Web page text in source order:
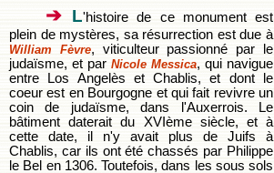
➔ L'histoire de ce monument est
plein de mystères, sa résurrection est due à
William Fèvre, viticulteur passionné par le
judaïsme, et par Nicole Messica, qui navigue
entre Los Angelès et Chablis, et dont le
coeur est en Bourgogne et qui fait revivre un
coin de judaïsme, dans l'Auxerrois. Le
bâtiment daterait du XVIème siècle, et à
cette date, il n'y avait plus de Juifs à
Chablis, car ils ont été chassés par Philippe
le Bel en 1306. Toutefois, dans les sous sols